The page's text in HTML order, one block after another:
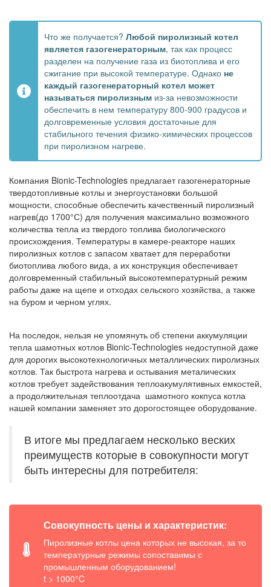
Что же получается? Любой пиролизный котел
является газогенераторным, так как процесс
разделен на получение газа из биотоплива и его
сжигание при высокой температуре. Однако не
каждый газогенераторный котел может
называться пиролизным из-за невозможности
обеспечить в нем температуру 800-900 градусов и
долговременные условия достаточные для
стабильного течения физико-химических процессов
при пиролизном нагреве.
Компания Bionic-Technologies предлагает газогенераторные
твердотопливные котлы и энергоустановки большой
мощности, способные обеспечить качественный пиролизный
нагрев(до 1700°С) для получения максимально возможного
количества тепла из твердого топлива биологического
происхождения. Температуры в камере-реакторе наших
пиролизных котлов с запасом хватает для переработки
биотоплива любого вида, а их конструкция обеспечивает
долговременный стабильный высокотемпературный режим
работы даже на щепе и отходах сельского хозяйства, а также
на буром и черном углях.
На последок, нельзя не упомянуть об степени аккумуляции
тепла шамотных котлов Bionic-Technologies недоступной даже
для дорогих высокотехнологичных металлических пиролизных
котлов. Так быстрота нагрева и остывания металических
котлов требует задействования теплоакумулятивных емкостей,
а продолжительная теплоотдача шамотного кокпуса котла
нашей компании заменяет это дорогостоящее оборудование.
В итоге мы предлагаем несколько веских
преимуществ которые в совокупности могут
быть интересны для потребителя:
Совокупность цены и характеристик:
Пиролизные котлы цена которых не высокая, за то
температурные режимы сопоставимы с
промышленным оборудованием!
t > 1000°C